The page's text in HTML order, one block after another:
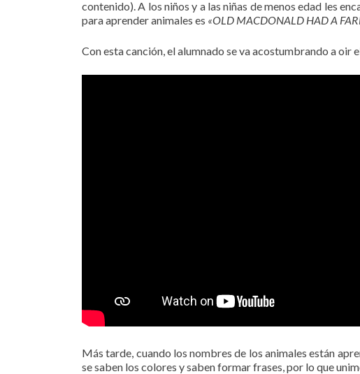
contenido). A los niños y a las niñas de menos edad les
para aprender animales es «OLD MACDONALD HAD A
Con esta canción, el alumnado se va acostumbrando a oir
Más tarde, cuando los nombres de los animales están
se saben los colores y saben formar frases, por lo que